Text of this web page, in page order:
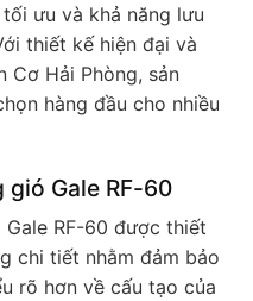
ưu và khả năng lưu
thiết kế hiện đại và
Hải Phòng, sản
hàng đầu cho nhiều
gió Gale RF-60
RF-60 được thiết
chi tiết nhằm đảm bảo
rõ hơn về cấu tạo của